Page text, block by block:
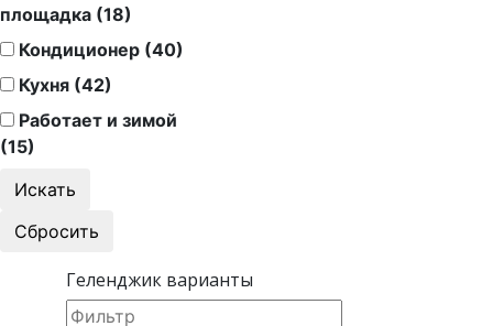
площадка (18)
Кондиционер (40)
Кухня (42)
Работает и зимой
(15)
Геленджик варианты